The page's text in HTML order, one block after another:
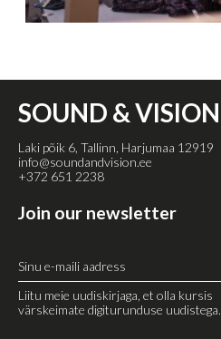
SOUND & VISION
Laki põik 6, Tallinn, Harjumaa 12919
info@soundandvision.ee
+372 651 2238
Join our newsletter
Liitu meie uudiskirjaga, et olla kursis
värskeimate digiturunduse uudistega.